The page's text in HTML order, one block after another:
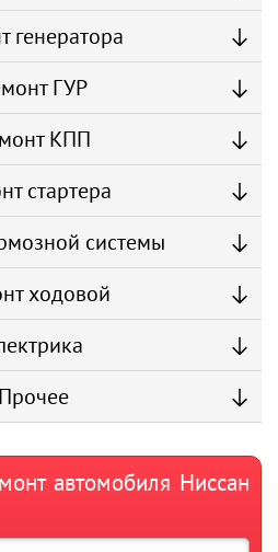
генератора
ГУР
КПП
стартера
системы
ходовой
Прочее
автомобиля Ниссан